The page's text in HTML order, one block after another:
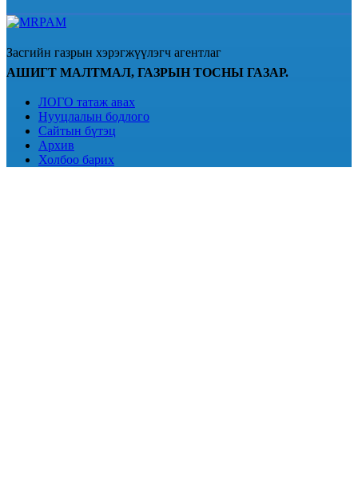
Засгийн газрын хэрэгжүүлэгч агентлаг
АШИГТ МАЛТМАЛ, ГАЗРЫН ТОСНЫ ГАЗАР.
ЛОГО татаж авах
Нууцлалын бодлого
Сайтын бүтэц
Архив
Холбоо барих